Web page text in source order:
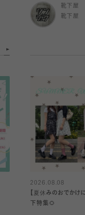
靴下屋
靴下屋
2026.08.08
【夏休みのおでかけ
下特集🌻